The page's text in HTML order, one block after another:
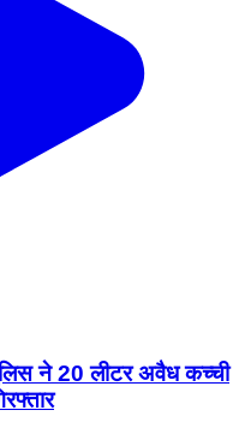
ने 20 लीटर अवैध कच्ची